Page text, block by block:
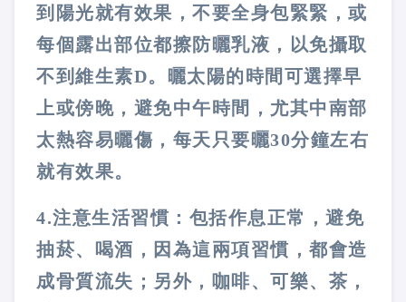
到陽光就有效果，不要全身包緊緊，或
每個露出部位都擦防曬乳液，以免攝取
不到維生素D。曬太陽的時間可選擇早
上或傍晚，避免中午時間，尤其中南部
太熱容易曬傷，每天只要曬30分鐘左右
就有效果。
4.注意生活習慣 ：包括作息正常，避免
抽菸、喝酒，因為這兩項習慣，都會造
成骨質流失；另外，咖啡、可樂、茶，